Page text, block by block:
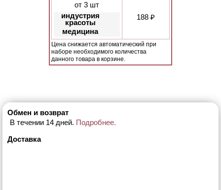
от 3 шт
индустрия
красоты
медицина
188 ₽
Цена снижается автоматический при
наборе необходимого количества
данного товара в корзине.
Обмен и возврат
В течении 14 дней. Подробнее.
Доставка